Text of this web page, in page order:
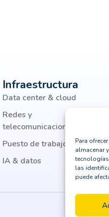
Para
almacenar
las
puede
Infraestructura
Data center & cloud
Redes y
telecomunicaciones
Puesto de trabajo moderno
IA & datos